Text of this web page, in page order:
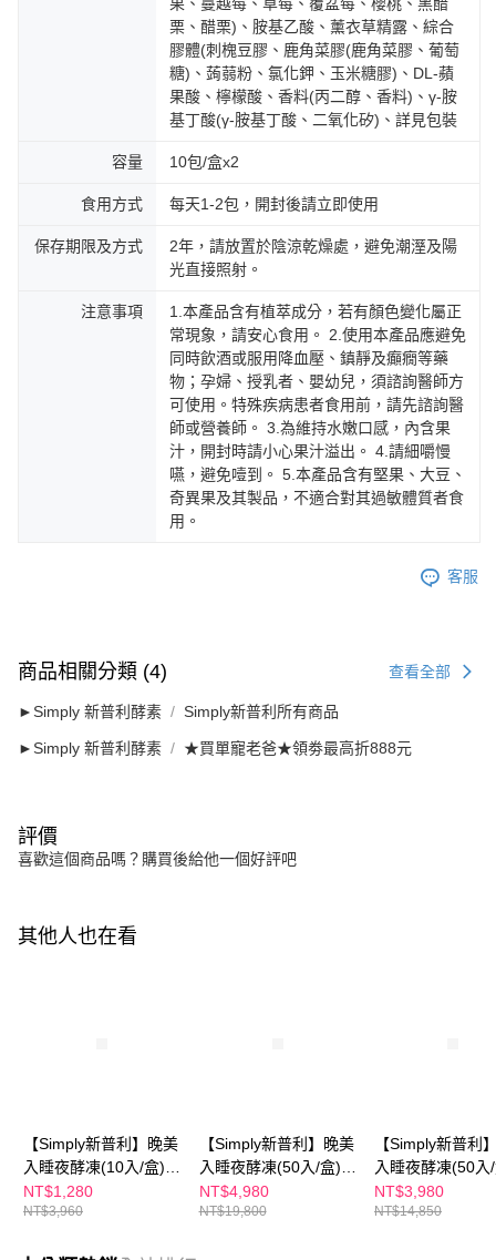
栗、醋栗)、胺基乙酸、薰衣草精露、綜合
膠體(刺槐豆膠、鹿角菜膠(鹿角菜膠、葡萄
糖)、蒟蒻粉、氯化鉀、玉米糖膠)、DL-蘋
果酸、檸檬酸、香料(丙二醇、香料)、γ-胺
基丁酸(γ-胺基丁酸、二氧化矽)、詳見包裝
容量 10包/盒x2
食用方式 每天1-2包，開封後請立即使用
保存期限及方式
2年，請放置於陰涼乾燥處，避免潮溼及陽
光直接照射。
注意事項
1.本產品含有植萃成分，若有顏色變化屬正
常現象，請安心食用。 2.使用本產品應避免
同時飲酒或服用降血壓、鎮靜及癲癇等藥
物；孕婦、授乳者、嬰幼兒，須諮詢醫師方
可使用。特殊疾病患者食用前，請先諮詢醫
師或營養師。 3.為維持水嫩口感，內含果
汁，開封時請小心果汁溢出。 4.請細嚼慢
嚥，避免噎到。 5.本產品含有堅果、大豆、
奇異果及其製品，不適合對其過敏體質者食
用。
客服
商品相關分類 (4) 查看全部
►Simply 新普利酵素 Simply新普利所有商品
►Simply 新普利酵素 ★買單寵老爸★領劵最高折888元
評價
喜歡這個商品嗎？購買後給他一個好評吧
其他人也在看
【Simply新普利】晚美
入睡夜酵凍(10入/盒)
(x4盒)
NT$1,280
NT$3,960
【Simply新普利】晚美
入睡夜酵凍(50入/盒)
(x4盒)
NT$4,980
NT$19,800
【Simply新普利
入睡夜酵凍(50入
(x3盒)
NT$3,980
NT$14,850